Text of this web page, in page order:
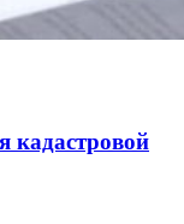
кадастровой